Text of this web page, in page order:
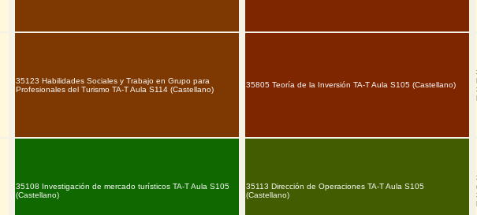
35123 Habilidades Sociales y Trabajo en Grupo para
Profesionales del Turismo TA-T Aula S114 (Castellano)
35108 Investigación de mercado turísticos TA-T Aula S105
(Castellano)
35805 Teoría de la Inversión TA-T Aula S105 (Castellano)
35113 Dirección de Operaciones TA-T Aula S105
(Castellano)